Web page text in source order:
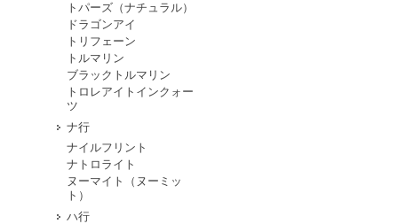
トパーズ（ナチュラル）
ドラゴンアイ
トリフェーン
トルマリン
ブラックトルマリン
トロレアイトインクォー
ツ
ナ行
ナイルフリント
ナトロライト
ヌーマイト（ヌーミッ
ト）
ハ行